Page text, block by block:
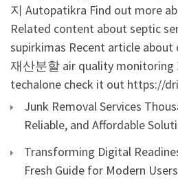
지 Autopatikra Find out more
Related content about septic
supirkimas Recent article about
재산분할 air quality monitoring
techalone check it out https://
Junk Removal Services
Reliable, and Affordable
Transforming Digital
Fresh Guide for Modern Users